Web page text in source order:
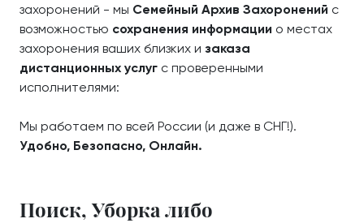
захоронений - мы Семейный Архив Захоронений с
возможностью сохранения информации о местах
захоронения ваших близких и заказа
дистанционных услуг с проверенными
исполнителями:
Мы работаем по всей России (и даже в СНГ!).
Удобно, Безопасно, Онлайн.
Поиск, Уборка либо